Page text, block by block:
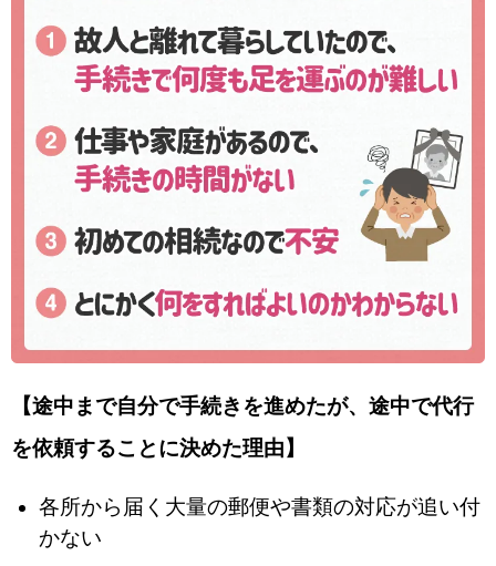
【途中まで自分で手続きを進めたが、途中で代行
を依頼することに決めた理由】
各所から届く大量の郵便や書類の対応が追い付
かない